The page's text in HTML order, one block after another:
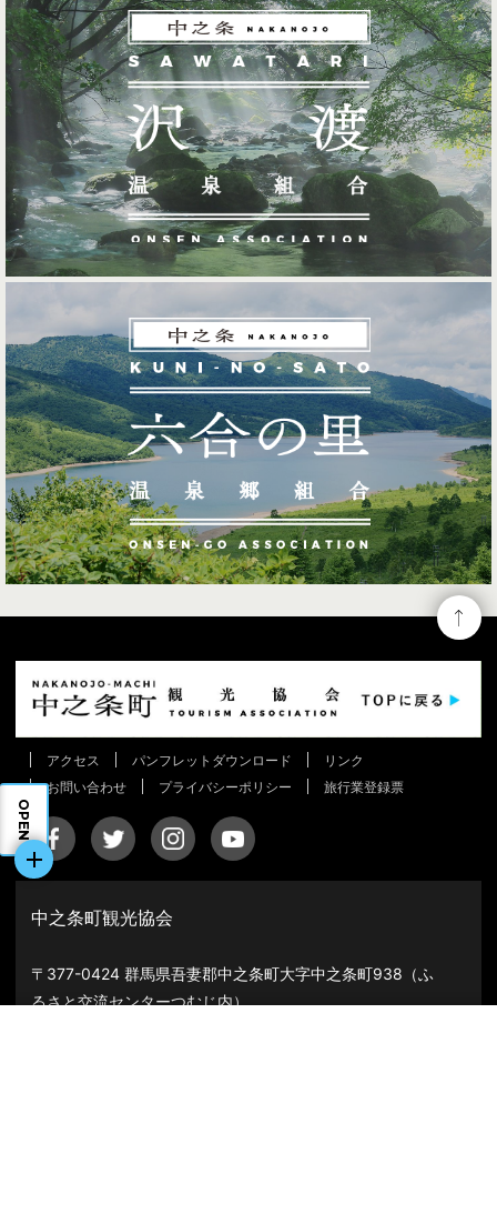
OPEN
アクセス パンフレットダウンロード
リンク
お問い合わせ
プライバシーポリシー 旅行業登録票
中之条町観光協会
〒377-0424 群馬県吾妻郡中之条町大字中之条町938（ふ
るさと交流センターつむじ内）